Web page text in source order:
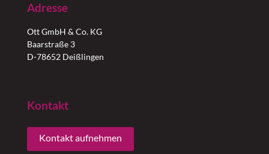
Adresse
Ott GmbH & Co. KG
Baarstraße 3
D-78652 Deißlingen
Kontakt
Kontakt aufnehmen